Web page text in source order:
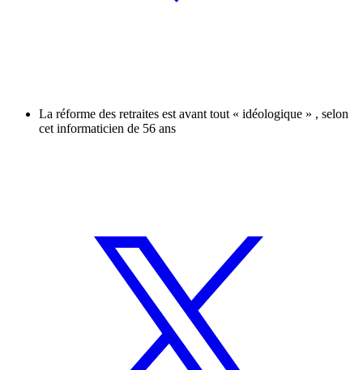
La réforme des retraites est avant tout « idéologique » , selon
cet informaticien de 56 ans